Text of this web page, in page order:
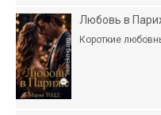
Любовь в
Короткие